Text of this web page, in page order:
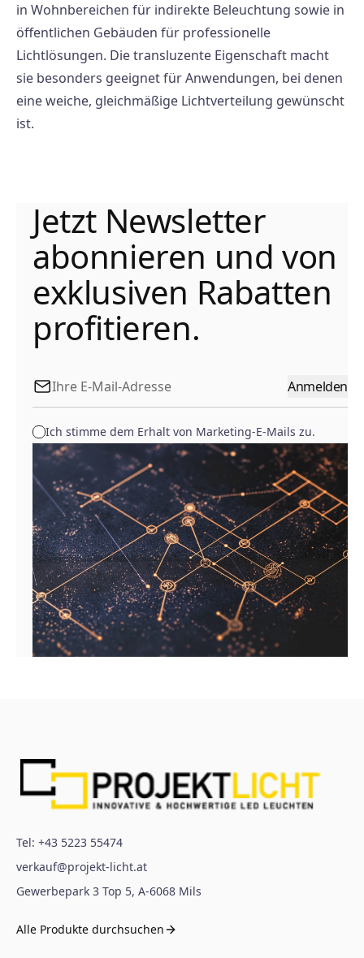
in Wohnbereichen für indirekte Beleuchtung sowie in
öffentlichen Gebäuden für professionelle
Lichtlösungen. Die transluzente Eigenschaft macht
sie besonders geeignet für Anwendungen, bei denen
eine weiche, gleichmäßige Lichtverteilung gewünscht
ist.
Jetzt Newsletter
abonnieren und von
exklusiven Rabatten
profitieren.
Anmelden
Ich stimme dem Erhalt von Marketing-E-Mails zu.
Tel: +43 5223 55474
verkauf@projekt-licht.at
Gewerbepark 3 Top 5, A-6068 Mils
Alle Produkte durchsuchen